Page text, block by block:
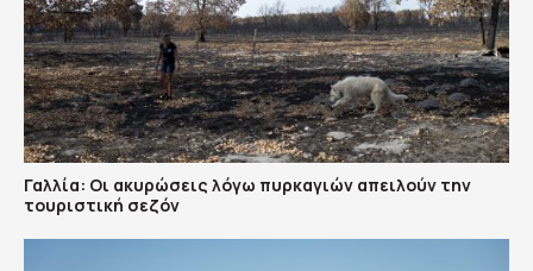
Γαλλία: Οι ακυρώσεις λόγω πυρκαγιών απειλούν την
τουριστική σεζόν